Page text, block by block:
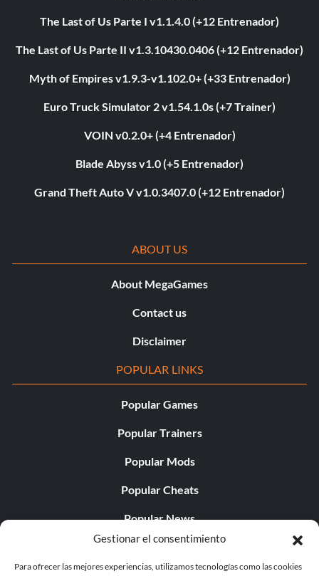
Gestionar el consentimiento
Para ofrecer las mejores experiencias, utilizamos tecnologías como las cookies
The Last of Us Parte I v1.1.4.0 (+12 Entrenador)
The Last of Us Parte II v1.3.10430.0406 (+12 Entrenador)
Myth of Empires v1.9.3-v1.102.0+ (+33 Entrenador)
Euro Truck Simulator 2 v1.54.1.0s (+7 Trainer)
VOIN v0.2.0+ (+4 Entrenador)
Blade Abyss v1.0 (+5 Entrenador)
Grand Theft Auto V v1.0.3407.0 (+12 Entrenador)
ABOUT US
About MegaGames
Contact us
Disclaimer
POPULAR LINKS
Popular Games
Popular Trainers
Popular Mods
Popular Cheats
Popular News
Popular Editorials